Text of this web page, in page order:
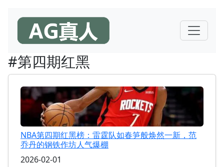
#第四期红黑
NBA第四期红黑榜：雷霆队如春笋般焕然一新，范
乔丹的钢铁作坊人气爆棚
2026-02-01